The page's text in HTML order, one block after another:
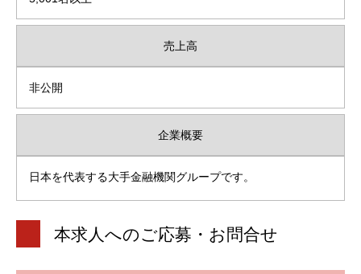
売上高
非公開
企業概要
日本を代表する大手金融機関グループです。
本求人へのご応募・お問合せ